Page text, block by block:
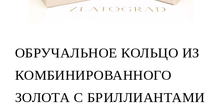
ОБРУЧАЛЬНОЕ КОЛЬЦО ИЗ
КОМБИНИРОВАННОГО
ЗОЛОТА С БРИЛЛИАНТАМИ